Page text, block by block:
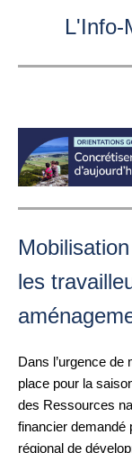
L'Info-
les
Dans l’urgence
place pour la
des Ressources
financier demandé
régional de